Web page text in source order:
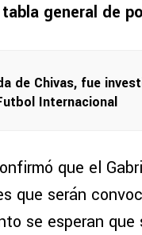
general de
de Chivas, fue
Internacional
que el
que serán
se esperan que